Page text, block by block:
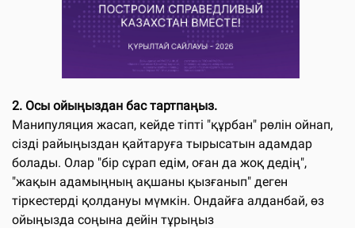
2. Осы ойыңыздан бас тартпаңыз.
Манипуляция жасап, кейде тіпті "құрбан" рөлін ойнап,
сізді райыңыздан қайтаруға тырысатын адамдар
болады. Олар "бір сұрап едім, оған да жоқ дедің",
"жақын адамыңның ақшаны қызғанып" деген
тіркестерді қолдануы мүмкін. Ондайға алданбай, өз
ойыңызда соңына дейін тұрыңыз